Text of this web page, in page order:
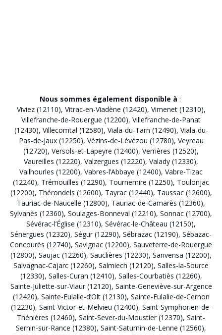
Nous sommes également disponible à :
Viviez (12110), Vitrac-en-Viadène (12420), Vimenet (12310),
Villefranche-de-Rouergue (12200), Villefranche-de-Panat
(12430), Villecomtal (12580), Viala-du-Tarn (12490), Viala-du-
Pas-de-Jaux (12250), Vézins-de-Lévézou (12780), Veyreau
(12720), Versols-et-Lapeyre (12400), Verrières (12520),
Vaureilles (12220), Valzergues (12220), Valady (12330),
Vailhourles (12200), Vabres-l’Abbaye (12400), Vabre-Tizac
(12240), Trémouilles (12290), Tournemire (12250), Toulonjac
(12200), Thérondels (12600), Tayrac (12440), Taussac (12600),
Tauriac-de-Naucelle (12800), Tauriac-de-Camarès (12360),
Sylvanès (12360), Soulages-Bonneval (12210), Sonnac (12700),
Sévérac-l’Église (12310), Sévérac-le-Château (12150),
Sénergues (12320), Ségur (12290), Sébrazac (12190), Sébazac-
Concourès (12740), Savignac (12200), Sauveterre-de-Rouergue
(12800), Saujac (12260), Sauclières (12230), Sanvensa (12200),
Salvagnac-Cajarc (12260), Salmiech (12120), Salles-la-Source
(12330), Salles-Curan (12410), Salles-Courbatiès (12260),
Sainte-Juliette-sur-Viaur (12120), Sainte-Geneviève-sur-Argence
(12420), Sainte-Eulalie-d’Olt (12130), Sainte-Eulalie-de-Cernon
(12230), Saint-Victor-et-Melvieu (12400), Saint-Symphorien-de-
Thénières (12460), Saint-Sever-du-Moustier (12370), Saint-
Sernin-sur-Rance (12380), Saint-Saturnin-de-Lenne (12560),